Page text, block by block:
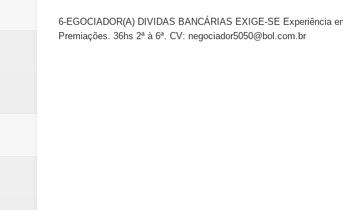
6-EGOCIADOR(A) DIVIDAS BANCÁRIAS EXIGE-SE Experiência
Premiações. 36hs 2ª à 6ª. CV: negociador5050@bol.com.br